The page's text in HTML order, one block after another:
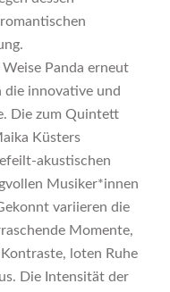
Panda erneut
die innovative und
Die zum Quintett
Küsters
akustischen
Musiker*innen
variieren die
Momente,
loten Ruhe
Die Intensität der